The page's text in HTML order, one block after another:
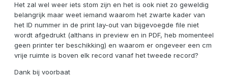
Het zal wel weer iets stom zijn en het is ook niet zo geweldig
belangrijk maar weet iemand waarom het zwarte kader van
het ID nummer in de print lay-out van bijgevoegde file niet
wordt afgedrukt (althans in preview en in PDF, heb momenteel
geen printer ter beschikking) en waarom er ongeveer een cm
vrije ruimte is boven elk record vanaf het tweede record?
Dank bij voorbaat